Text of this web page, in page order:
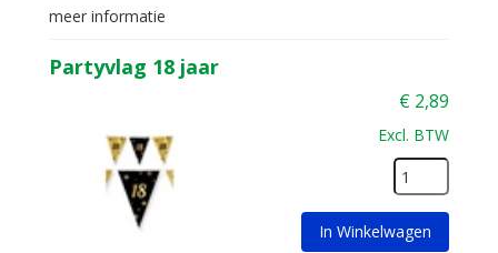
meer informatie
Partyvlag 18 jaar
€ 2,89
Excl. BTW
In Winkelwagen